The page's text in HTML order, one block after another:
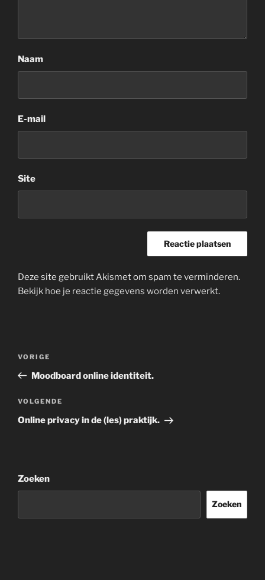
Naam
E-mail
Site
Deze site gebruikt Akismet om spam te verminderen.
Bekijk hoe je reactie gegevens worden verwerkt.
Vorig
bericht
VORIGE
Moodboard online identiteit.
Volgend
bericht
VOLGENDE
Online privacy in de (les) praktijk.
Zoeken
Zoeken